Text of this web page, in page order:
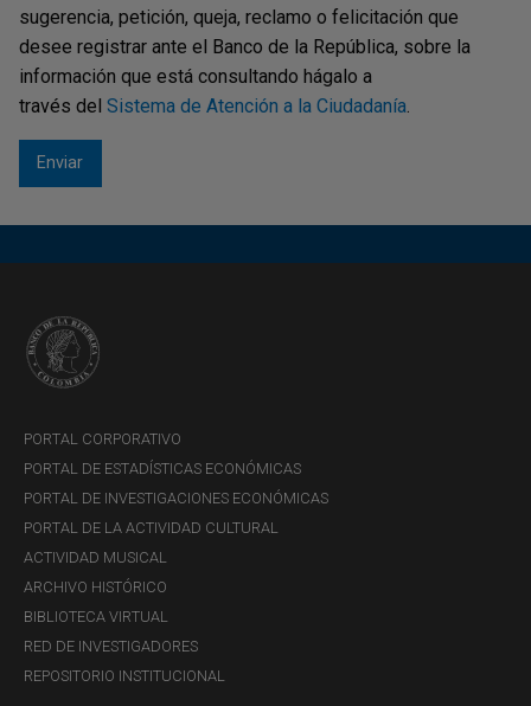
sugerencia, petición, queja, reclamo o felicitación que
desee registrar ante el Banco de la República, sobre la
información que está consultando hágalo a
través del Sistema de Atención a la Ciudadanía
PORTAL CORPORATIVO
PORTAL DE ESTADÍSTICAS ECONÓMICAS
PORTAL DE INVESTIGACIONES ECONÓMICAS
PORTAL DE LA ACTIVIDAD CULTURAL
ACTIVIDAD MUSICAL
ARCHIVO HISTÓRICO
BIBLIOTECA VIRTUAL
RED DE INVESTIGADORES
REPOSITORIO INSTITUCIONAL